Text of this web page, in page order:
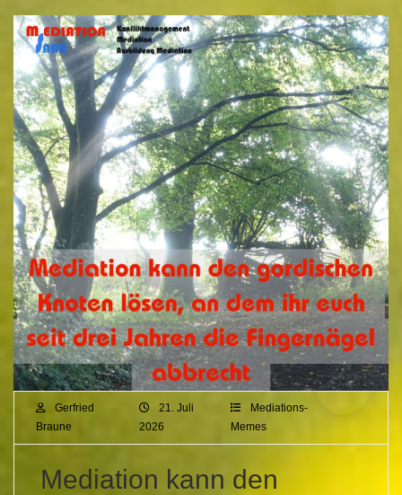
Gerfried
Braune
21. Juli
2026
Mediations-
Memes
Mediation kann den